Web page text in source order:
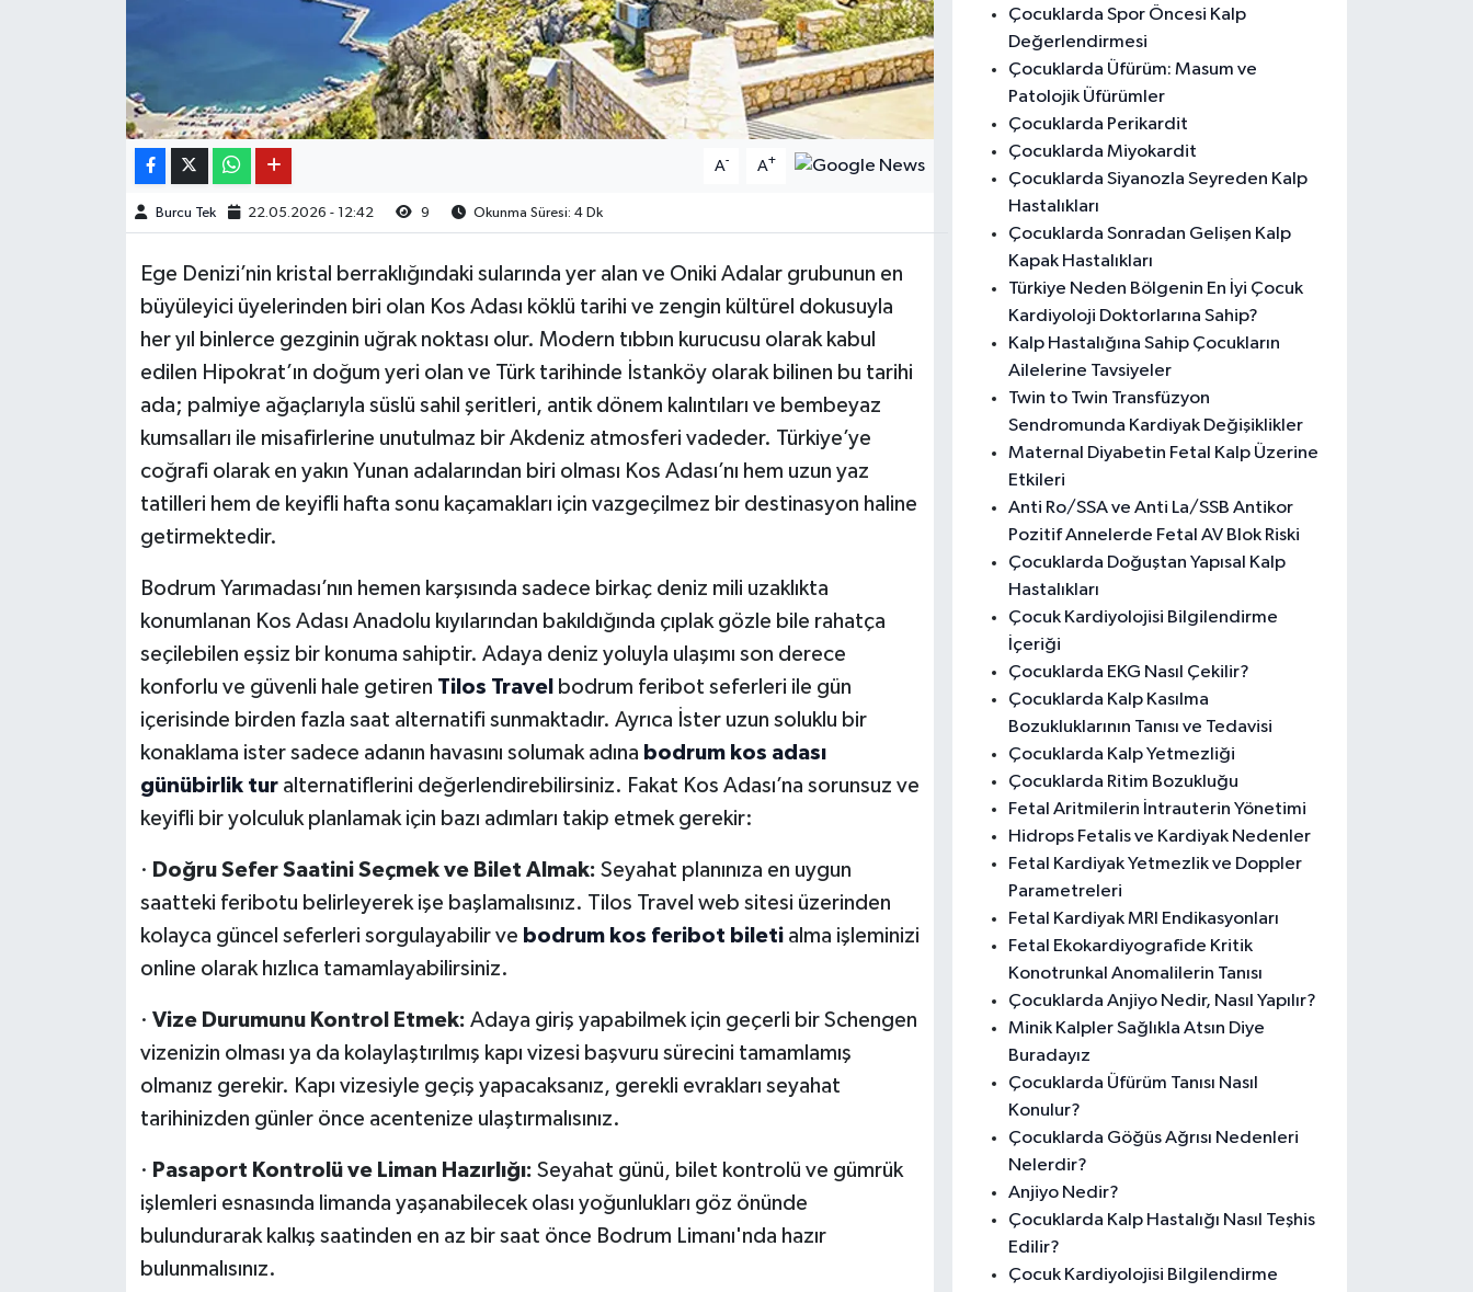
A- A+
Burcu Tek 22.05.2026 - 12:42 9 Okunma Süresi: 4 Dk
Ege Denizi’nin kristal berraklığındaki sularında yer alan ve Oniki Adalar grubunun en
büyüleyici üyelerinden biri olan Kos Adası köklü tarihi ve zengin kültürel dokusuyla
her yıl binlerce gezginin uğrak noktası olur. Modern tıbbın kurucusu olarak kabul
edilen Hipokrat’ın doğum yeri olan ve Türk tarihinde İstanköy olarak bilinen bu tarihi
ada; palmiye ağaçlarıyla süslü sahil şeritleri, antik dönem kalıntıları ve bembeyaz
kumsalları ile misafirlerine unutulmaz bir Akdeniz atmosferi vadeder. Türkiye’ye
coğrafi olarak en yakın Yunan adalarından biri olması Kos Adası’nı hem uzun yaz
tatilleri hem de keyifli hafta sonu kaçamakları için vazgeçilmez bir destinasyon haline
getirmektedir.
Bodrum Yarımadası’nın hemen karşısında sadece birkaç deniz mili uzaklıkta
konumlanan Kos Adası Anadolu kıyılarından bakıldığında çıplak gözle bile rahatça
seçilebilen eşsiz bir konuma sahiptir. Adaya deniz yoluyla ulaşımı son derece
konforlu ve güvenli hale getiren Tilos Travel bodrum feribot seferleri ile gün
içerisinde birden fazla saat alternatifi sunmaktadır. Ayrıca İster uzun soluklu bir
konaklama ister sadece adanın havasını solumak adına bodrum kos adası
günübirlik turalternatiflerini değerlendirebilirsiniz. Fakat Kos Adası’na sorunsuz ve
keyifli bir yolculuk planlamak için bazı adımları takip etmek gerekir:
· Doğru Sefer Saatini Seçmek ve Bilet Almak: Seyahat planınıza en uygun
saatteki feribotu belirleyerek işe başlamalısınız. Tilos Travel web sitesi üzerinden
kolayca güncel seferleri sorgulayabilir ve bodrum kos feribot biletialma işleminizi
online olarak hızlıca tamamlayabilirsiniz.
· Vize Durumunu Kontrol Etmek: Adaya giriş yapabilmek için geçerli bir Schengen
vizenizin olması ya da kolaylaştırılmış kapı vizesi başvuru sürecini tamamlamış
olmanız gerekir. Kapı vizesiyle geçiş yapacaksanız, gerekli evrakları seyahat
tarihinizden günler önce acentenize ulaştırmalısınız.
· Pasaport Kontrolü ve Liman Hazırlığı: Seyahat günü, bilet kontrolü ve gümrük
işlemleri esnasında limanda yaşanabilecek olası yoğunlukları göz önünde
bulundurarak kalkış saatinden en az bir saat önce Bodrum Limanı'nda hazır
bulunmalısınız.
Çocuklarda Spor Öncesi Kalp
Değerlendirmesi
Çocuklarda Üfürüm: Masum ve
Patolojik Üfürümler
Çocuklarda Perikardit
Çocuklarda Miyokardit
Çocuklarda Siyanozla Seyreden Kalp
Hastalıkları
Çocuklarda Sonradan Gelişen Kalp
Kapak Hastalıkları
Türkiye Neden Bölgenin En İyi Çocuk
Kardiyoloji Doktorlarına Sahip?
Kalp Hastalığına Sahip Çocukların
Ailelerine Tavsiyeler
Twin to Twin Transfüzyon
Sendromunda Kardiyak Değişiklikler
Maternal Diyabetin Fetal Kalp Üzerine
Etkileri
Anti Ro/SSA ve Anti La/SSB Antikor
Pozitif Annelerde Fetal AV Blok Riski
Çocuklarda Doğuştan Yapısal Kalp
Hastalıkları
Çocuk Kardiyolojisi Bilgilendirme
İçeriği
Çocuklarda EKG Nasıl Çekilir?
Çocuklarda Kalp Kasılma
Bozukluklarının Tanısı ve Tedavisi
Çocuklarda Kalp Yetmezliği
Çocuklarda Ritim Bozukluğu
Fetal Aritmilerin İntrauterin Yönetimi
Hidrops Fetalis ve Kardiyak Nedenler
Fetal Kardiyak Yetmezlik ve Doppler
Parametreleri
Fetal Kardiyak MRI Endikasyonları
Fetal Ekokardiyografide Kritik
Konotrunkal Anomalilerin Tanısı
Çocuklarda Anjiyo Nedir, Nasıl Yapılır?
Minik Kalpler Sağlıkla Atsın Diye
Buradayız
Çocuklarda Üfürüm Tanısı Nasıl
Konulur?
Çocuklarda Göğüs Ağrısı Nedenleri
Nelerdir?
Anjiyo Nedir?
Çocuklarda Kalp Hastalığı Nasıl Teşhis
Edilir?
Çocuk Kardiyolojisi Bilgilendirme